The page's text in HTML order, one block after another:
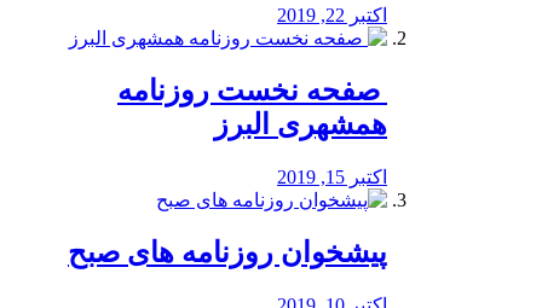
اکتبر 22, 2019
️ صفحه نخست روزنامه‌
همشهری البرز
اکتبر 15, 2019
پیشخوان روزنامه های صبح